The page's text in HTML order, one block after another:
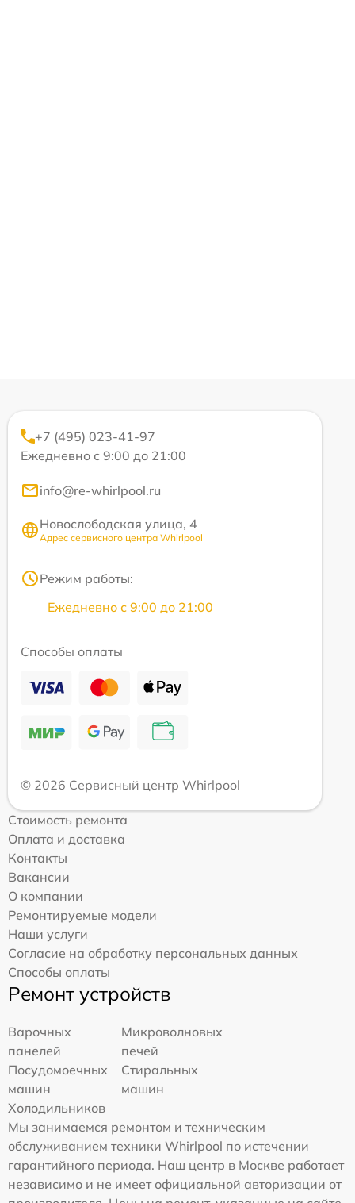
+7 (495) 023-41-97
Ежедневно с 9:00 до 21:00
info@re-whirlpool.ru
Новослободская улица, 4
Адрес сервисного центра Whirlpool
Режим работы:
Ежедневно с 9:00 до 21:00
Способы оплаты
© 2026 Сервисный центр Whirlpool
Стоимость ремонта
Оплата и доставка
Контакты
Вакансии
О компании
Ремонтируемые модели
Наши услуги
Согласие на обработку персональных данных
Способы оплаты
Ремонт устройств
Варочных
панелей
Микроволновых
печей
Посудомоечных
машин
Стиральных
машин
Холодильников
Мы занимаемся ремонтом и техническим
обслуживанием техники Whirlpool по истечении
гарантийного периода. Наш центр в Москве работает
независимо и не имеет официальной авторизации от